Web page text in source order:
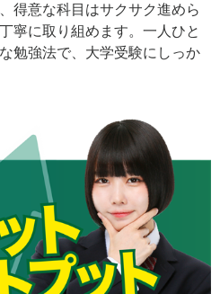
得意な科目はサクサク進めら
寧に取り組めます。一人ひと
勉強法で、大学受験にしっか